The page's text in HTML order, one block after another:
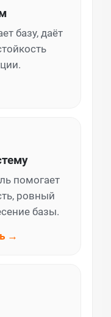
базу, даёт
помогает
ровный
базы.
→